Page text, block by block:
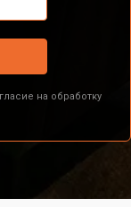
на обработку